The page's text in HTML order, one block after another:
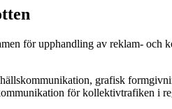
för upphandling av reklam- och
grafisk
för kollektivtrafiken i